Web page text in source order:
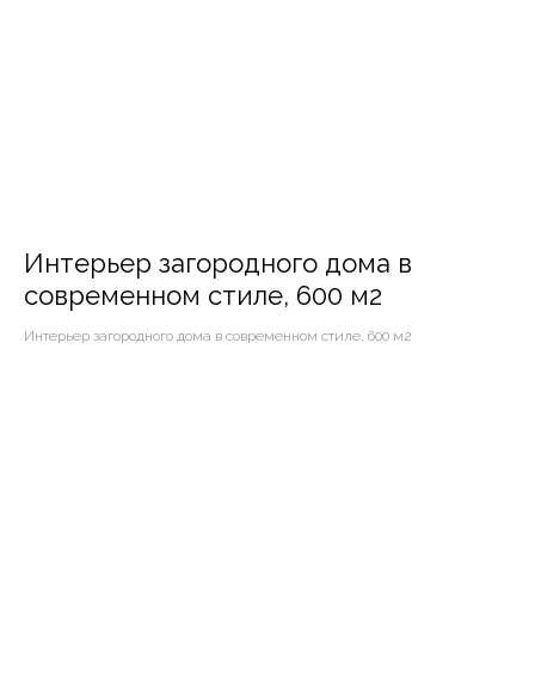
Интерьер загородного дома в
современном стиле, 600 м2
Интерьер загородного дома в современном стиле, 600 м2